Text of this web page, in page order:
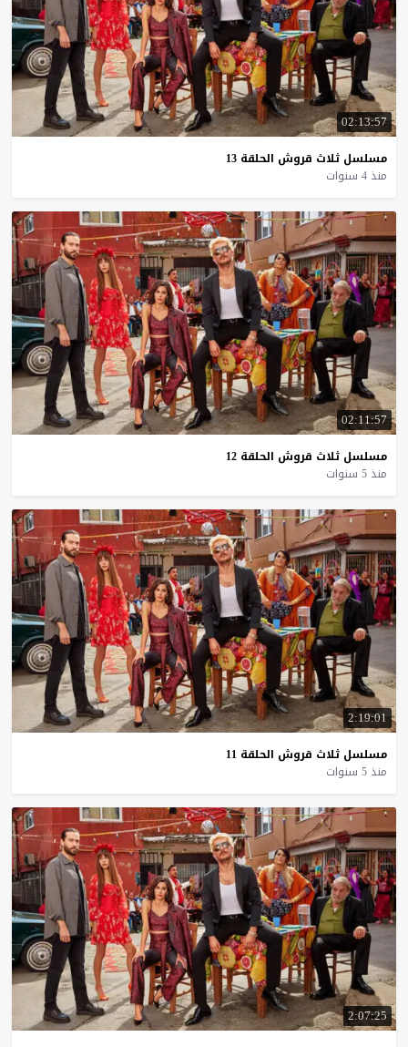
02:13:57
مسلسل ثلاث قروش الحلقة 13
منذ 4 سنوات
02:11:57
مسلسل ثلاث قروش الحلقة 12
منذ 5 سنوات
2:19:01
مسلسل ثلاث قروش الحلقة 11
منذ 5 سنوات
2:07:25